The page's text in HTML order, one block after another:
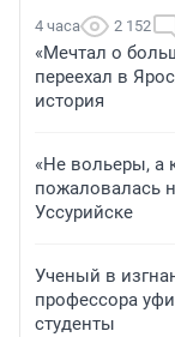
4 часа 2 152
«Мечтал о
переехал в
история
«Не вольеры, а
пожаловалась
Уссурийске
Ученый в
профессора
студенты